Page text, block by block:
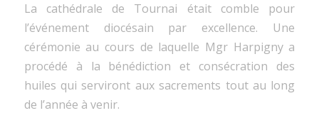
La cathédrale de Tournai était comble pour
l’événement diocésain par excellence. Une
cérémonie au cours de laquelle Mgr Harpigny a
procédé à la bénédiction et consécration des
huiles qui serviront aux sacrements tout au long
de l’année à venir.